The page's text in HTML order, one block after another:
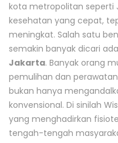
kota metropolitan seperti
kesehatan yang cepat,
meningkat. Salah satu
semakin banyak dicari
Jakarta. Banyak orang
pemulihan dan
bukan hanya
konvensional. Di sinilah
yang menghadirkan
tengah-tengah